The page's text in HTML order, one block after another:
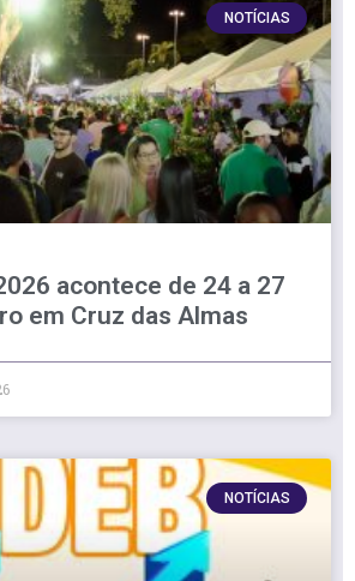
NOTÍCIAS
acontece de 24 a 27
em Cruz das Almas
NOTÍCIAS